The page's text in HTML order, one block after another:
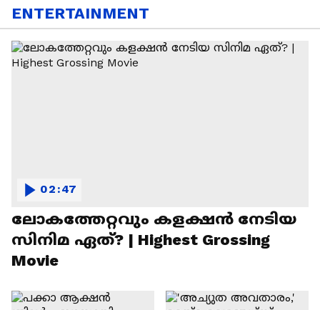
ENTERTAINMENT
ലോകത്തേറ്റവും കളക്ഷൻ നേടിയ
സിനിമ ഏത്? | Highest Grossing
Movie
02:47